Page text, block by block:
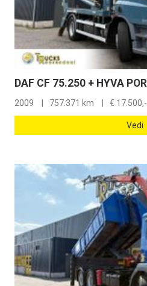
2009 757.371 km € 17.500,-
Vedi